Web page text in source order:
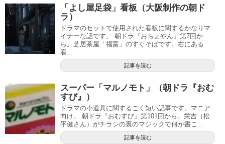
「よし屋足袋」看板（大阪制作の朝ド
ラ）
ドラマのセットで使用された看板に関するかなりマ
イナーな話です。 朝ドラ『おちょやん』第7回か
ら。芝居茶屋「福富」のすぐそばです。右にある
看...
記事を読む
スーパー「マルノモト」（朝ドラ『おむ
すび』）
ドラマの小道具に関するごく短い記事です。マニア
向け。 朝ドラ『おむすび』第101回から。栄吉（松
平健さん）がチラシの裏のマジックで何か書こ...
記事を読む